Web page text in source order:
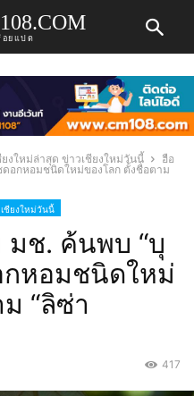
อยแปด
งใหม่ล่าสุด ข่าวเชียงใหม่วันนี้
ฮือ
อกหอมชนิดใหม่ของโลก ตั้งชื่อตาม
ชียงใหม่วันนี้
มช. ค้นพบ “บุ
กหอมชนิดใหม่
“ลิซ่า
417